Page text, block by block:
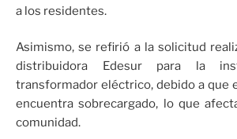
a los residentes.
Asimismo, se refirió a la solicitud
distribuidora Edesur para la
transformador eléctrico, debido a que
encuentra sobrecargado, lo que
comunidad.